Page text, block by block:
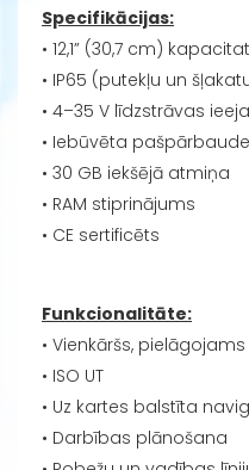
Specifikācijas:
• 12,1” (30,7 cm)
• IP65 (putekļu un
• 4–35 V līdzstrāvas ieeja
• Iebūvēta pašpārbaude
• 30 GB iekšējā atmiņa
• RAM stiprinājums
• CE sertificēts
Funkcionalitāte:
• Vienkāršs,
• ISO UT
• Uz kartes balstīta
• Darbības plānošana